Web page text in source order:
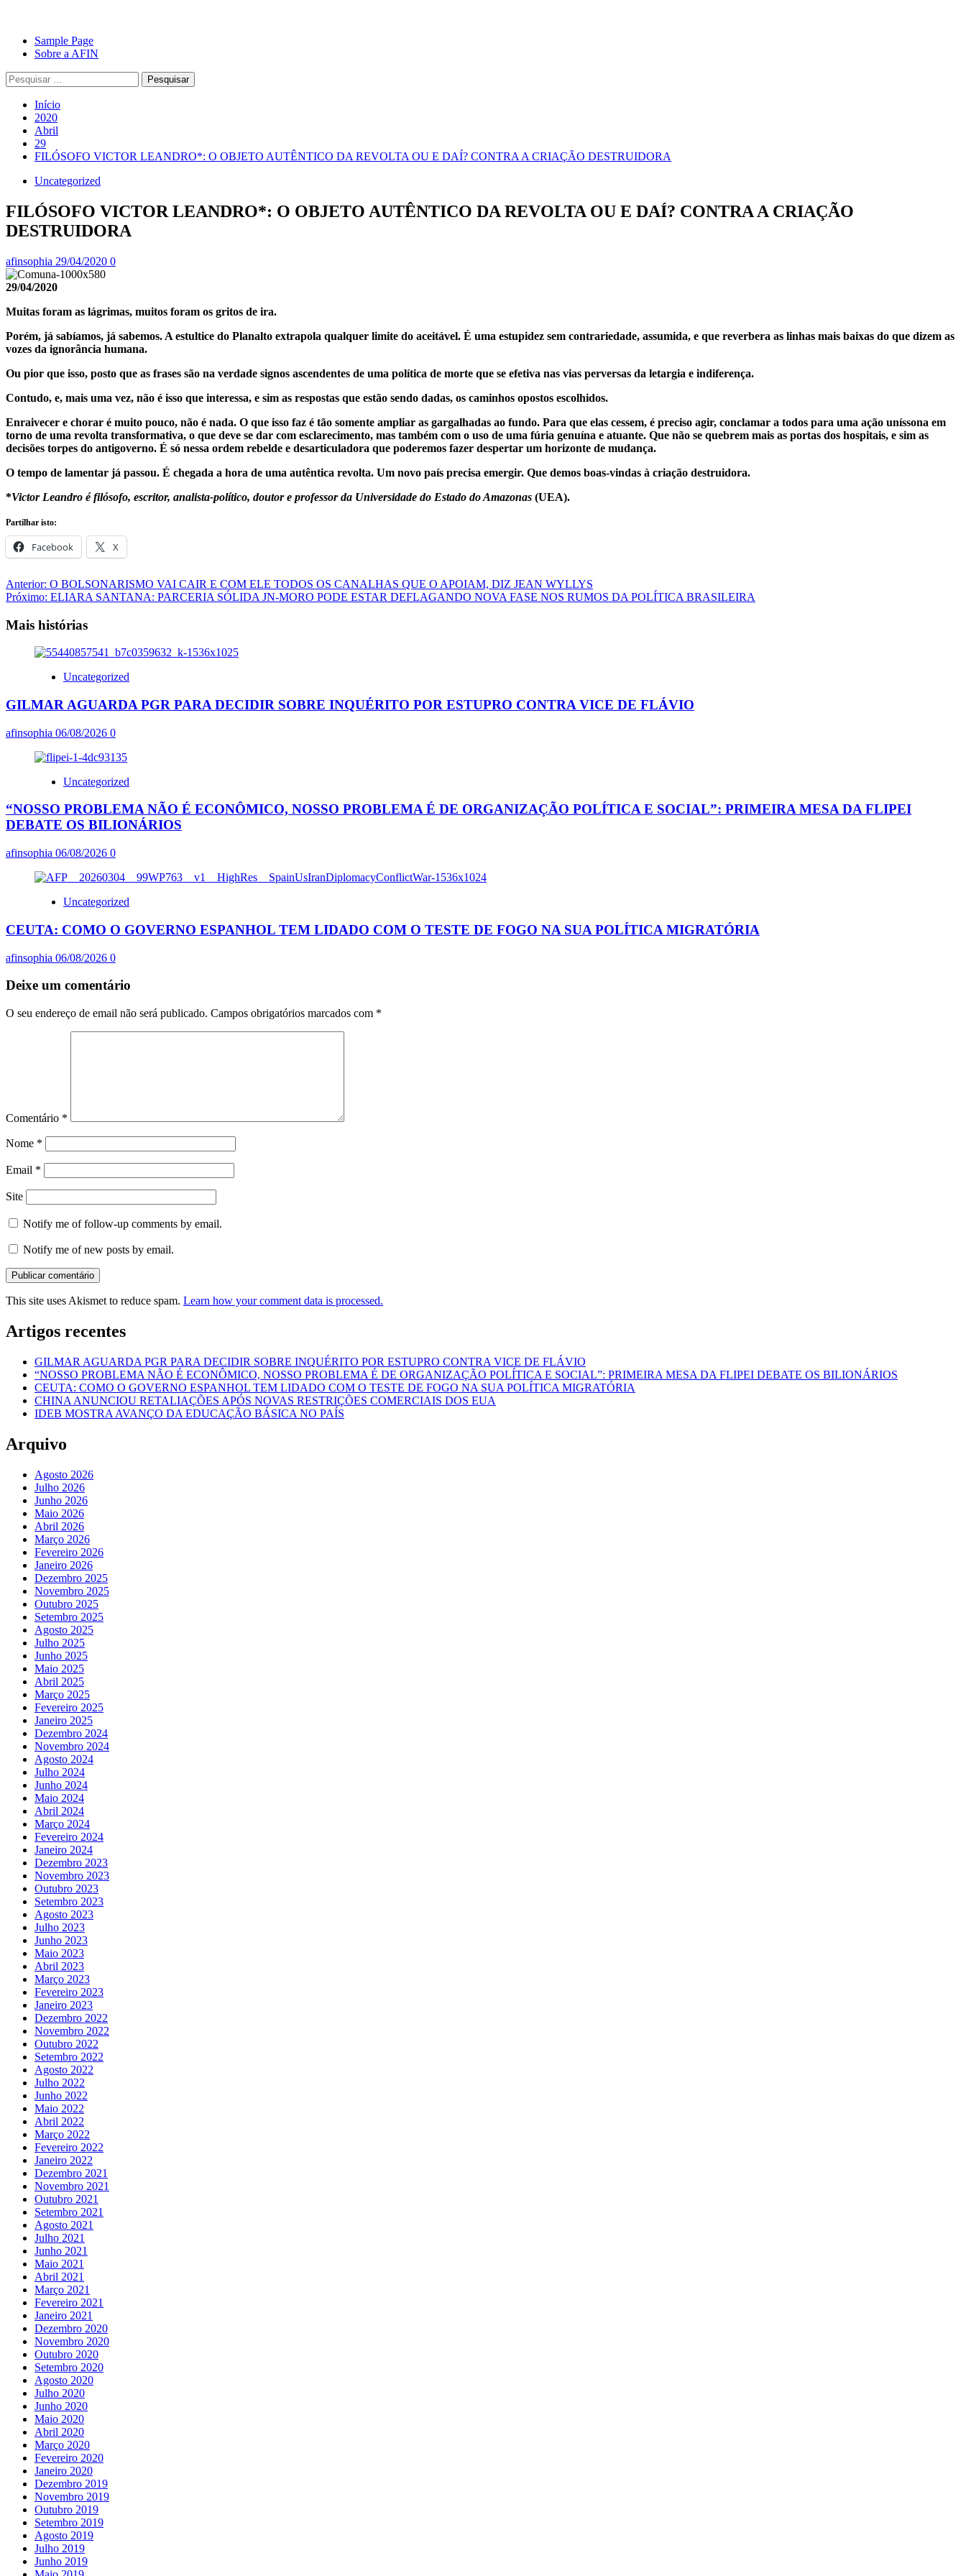
Avançar
para
conteúdo
Primary
Menu
Sample Page
Sobre a AFIN
Pesquisar
por:
Início
2020
Abril
29
FILÓSOFO VICTOR LEANDRO*: O OBJETO AUTÊNTICO DA REVOLTA OU E DAÍ? CONTRA A CRIAÇÃO DESTRUIDORA
Uncategorized
FILÓSOFO VICTOR LEANDRO*: O OBJETO AUTÊNTICO DA REVOLTA OU E DAÍ? CONTRA A CRIAÇÃO
DESTRUIDORA
afinsophia 29/04/2020 0
29/04/2020
Muitas foram as lágrimas, muitos foram os gritos de ira.
Porém, já sabíamos, já sabemos. A estultice do Planalto extrapola qualquer limite do aceitável. É uma estupidez sem contrariedade, assumida, e que reverbera as linhas mais baixas do que dizem as
vozes da ignorância humana.
Ou pior que isso, posto que as frases são na verdade signos ascendentes de uma política de morte que se efetiva nas vias perversas da letargia e indiferença.
Contudo, e, mais uma vez, não é isso que interessa, e sim as respostas que estão sendo dadas, os caminhos opostos escolhidos.
Enraivecer e chorar é muito pouco, não é nada. O que isso faz é tão somente ampliar as gargalhadas ao fundo. Para que elas cessem, é preciso agir, conclamar a todos para uma ação uníssona em
torno de uma revolta transformativa, o que deve se dar com esclarecimento, mas também com o uso de uma fúria genuína e atuante. Que não se quebrem mais as portas dos hospitais, e sim as
decisões torpes do antigoverno. É só nessa ordem rebelde e desarticuladora que poderemos fazer despertar um horizonte de mudança.
O tempo de lamentar já passou. É chegada a hora de uma autêntica revolta. Um novo país precisa emergir. Que demos boas-vindas à criação destruidora.
*Victor Leandro é filósofo, escritor, analista-político, doutor e professor da Universidade do Estado do Amazonas (UEA).
Partilhar isto:
Facebook X
Navegação
de
artigos
Anterior: O BOLSONARISMO VAI CAIR E COM ELE TODOS OS CANALHAS QUE O APOIAM, DIZ JEAN WYLLYS
Próximo: ELIARA SANTANA: PARCERIA SÓLIDA JN-MORO PODE ESTAR DEFLAGANDO NOVA FASE NOS RUMOS DA POLÍTICA BRASILEIRA
Mais histórias
Uncategorized
GILMAR AGUARDA PGR PARA DECIDIR SOBRE INQUÉRITO POR ESTUPRO CONTRA VICE DE FLÁVIO
afinsophia 06/08/2026 0
Uncategorized
“NOSSO PROBLEMA NÃO É ECONÔMICO, NOSSO PROBLEMA É DE ORGANIZAÇÃO POLÍTICA E SOCIAL”: PRIMEIRA MESA DA FLIPEI
DEBATE OS BILIONÁRIOS
afinsophia 06/08/2026 0
Uncategorized
CEUTA: COMO O GOVERNO ESPANHOL TEM LIDADO COM O TESTE DE FOGO NA SUA POLÍTICA MIGRATÓRIA
afinsophia 06/08/2026 0
Deixe um comentário
O seu endereço de email não será publicado. Campos obrigatórios marcados com *
Comentário *
Nome *
Email *
Site
Notify me of follow-up comments by email.
Notify me of new posts by email.
This site uses Akismet to reduce spam. Learn how your comment data is processed.
Artigos recentes
GILMAR AGUARDA PGR PARA DECIDIR SOBRE INQUÉRITO POR ESTUPRO CONTRA VICE DE FLÁVIO
“NOSSO PROBLEMA NÃO É ECONÔMICO, NOSSO PROBLEMA É DE ORGANIZAÇÃO POLÍTICA E SOCIAL”: PRIMEIRA MESA DA FLIPEI DEBATE OS BILIONÁRIOS
CEUTA: COMO O GOVERNO ESPANHOL TEM LIDADO COM O TESTE DE FOGO NA SUA POLÍTICA MIGRATÓRIA
CHINA ANUNCIOU RETALIAÇÕES APÓS NOVAS RESTRIÇÕES COMERCIAIS DOS EUA
IDEB MOSTRA AVANÇO DA EDUCAÇÃO BÁSICA NO PAÍS
Arquivo
Agosto 2026
Julho 2026
Junho 2026
Maio 2026
Abril 2026
Março 2026
Fevereiro 2026
Janeiro 2026
Dezembro 2025
Novembro 2025
Outubro 2025
Setembro 2025
Agosto 2025
Julho 2025
Junho 2025
Maio 2025
Abril 2025
Março 2025
Fevereiro 2025
Janeiro 2025
Dezembro 2024
Novembro 2024
Agosto 2024
Julho 2024
Junho 2024
Maio 2024
Abril 2024
Março 2024
Fevereiro 2024
Janeiro 2024
Dezembro 2023
Novembro 2023
Outubro 2023
Setembro 2023
Agosto 2023
Julho 2023
Junho 2023
Maio 2023
Abril 2023
Março 2023
Fevereiro 2023
Janeiro 2023
Dezembro 2022
Novembro 2022
Outubro 2022
Setembro 2022
Agosto 2022
Julho 2022
Junho 2022
Maio 2022
Abril 2022
Março 2022
Fevereiro 2022
Janeiro 2022
Dezembro 2021
Novembro 2021
Outubro 2021
Setembro 2021
Agosto 2021
Julho 2021
Junho 2021
Maio 2021
Abril 2021
Março 2021
Fevereiro 2021
Janeiro 2021
Dezembro 2020
Novembro 2020
Outubro 2020
Setembro 2020
Agosto 2020
Julho 2020
Junho 2020
Maio 2020
Abril 2020
Março 2020
Fevereiro 2020
Janeiro 2020
Dezembro 2019
Novembro 2019
Outubro 2019
Setembro 2019
Agosto 2019
Julho 2019
Junho 2019